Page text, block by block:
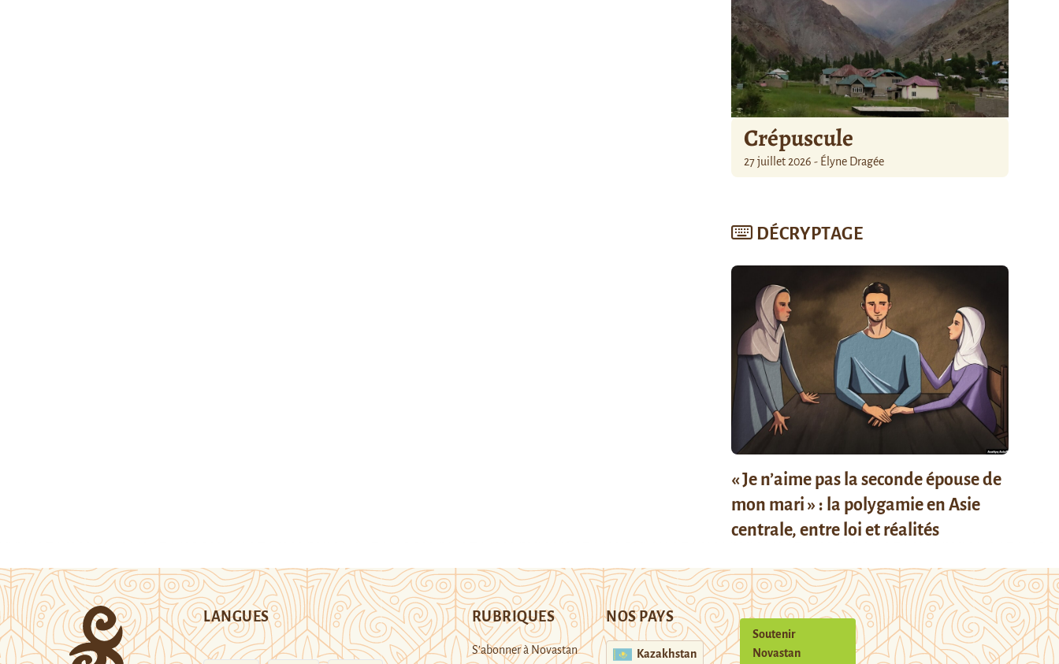
Crépuscule
27 juillet 2026 - Élyne Dragée
DÉCRYPTAGE
« Je n’aime pas la seconde épouse de
mon mari » : la polygamie en Asie
centrale, entre loi et réalités
LANGUES RUBRIQUES
S’abonner à Novastan
NOS PAYS
Kazakhstan
Soutenir
Novastan